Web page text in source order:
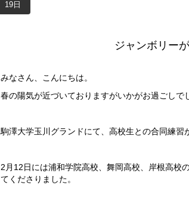
19日
ジャンボリー
みなさん、こんにちは。
春の陽気が近づいておりますがいかがお過ごしで
駒澤大学玉川グランドにて、高校生との合同練習
2月12日には浦和学院高校、舞岡高校、岸根高校
てくださりました。